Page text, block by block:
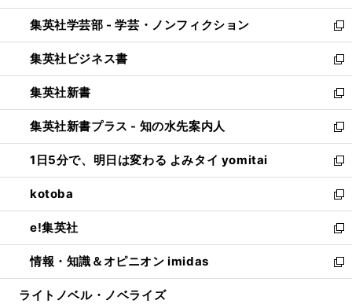
開
く
ウ
で
開
く
ン
ド
ウ
で
開
く
ウ
ィ
ン
ド
ウ
で
開
く
集英社学芸部 - 学芸・ノンフィクション
新
し
い
ウ
ィ
ン
ド
ウ
で
開
く
集英社ビジネス書
新
し
い
ウ
ィ
ン
ド
ウ
で
開
く
集英社新書
新
し
い
ウ
ィ
ン
ド
ウ
で
開
く
集英社新書プラス - 知の水先案内人
新
し
い
ウ
ィ
ン
ド
ウ
で
開
1日5分で、明日は変わる よみタイ yomitai
新
し
い
ウ
ィ
ン
ド
ウ
kotoba
新
し
い
ウ
ィ
ン
e!集英社
新
し
い
ウ
情報・知識＆オピニオン imidas
新
し
ライトノベル・ノベライズ